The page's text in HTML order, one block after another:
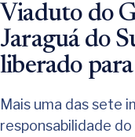
Viaduto do
Jaraguá do
liberado
Mais uma das sete
responsabilidade